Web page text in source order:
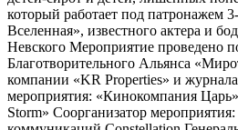
который работает под патронажем
Вселенная», известного актера и
Невского Мероприятие проведено
Благотворительного Альянса
компании «KR Properties» и
мероприятия: «Кинокомпания
Storm» Соорганизатор